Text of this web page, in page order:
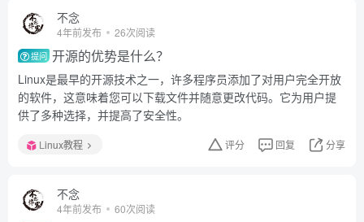
不念
4年前发布 26次阅读
提问 开源的优势是什么？
Linux是最早的开源技术之一，许多程序员添加了对用户完全开放
的软件，这意味着您可以下载文件并随意更改代码。它为用户提
供了多种选择，并提高了安全性。
Linux教程 评分 回复 分享
不念
4年前发布 60次阅读